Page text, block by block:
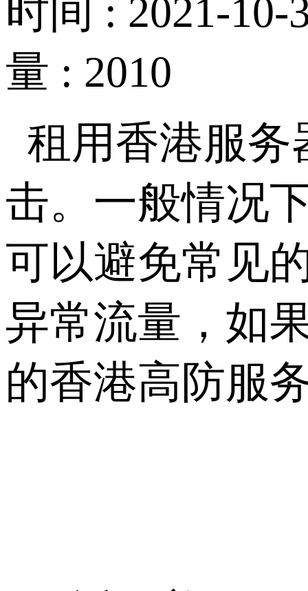
时间 : 2021-10-
量 : 2010
租用香港服务
击。一般情况
可以避免常见
异常流量，如
的香港高防服